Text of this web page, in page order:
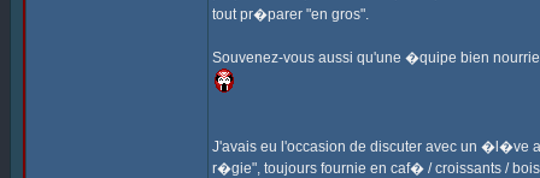
tout pr�parer "en gros".
Souvenez-vous aussi qu'une �quipe bien
J'avais eu l'occasion de discuter avec un �l�ve
r�gie", toujours fournie en caf� / croissants /